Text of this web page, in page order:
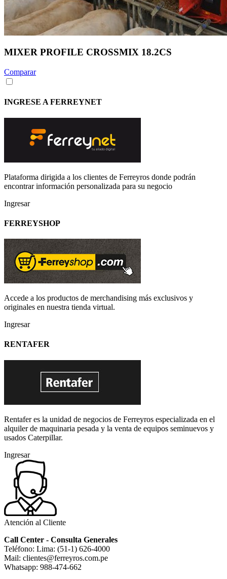
MIXER PROFILE CROSSMIX 18.2CS
Comparar
INGRESE A FERREYNET
Plataforma dirigida a los clientes de Ferreyros donde podrán
encontrar información personalizada para su negocio
Ingresar
FERREYSHOP
Accede a los productos de merchandising más exclusivos y
originales en nuestra tienda virtual.
Ingresar
RENTAFER
Rentafer es la unidad de negocios de Ferreyros especializada en el
alquiler de maquinaria pesada y la venta de equipos seminuevos y
usados Caterpillar.
Ingresar
Atención al Cliente
Call Center - Consulta Generales
Teléfono: Lima: (51-1) 626-4000
Mail: clientes@ferreyros.com.pe
Whatsapp: 988-474-662